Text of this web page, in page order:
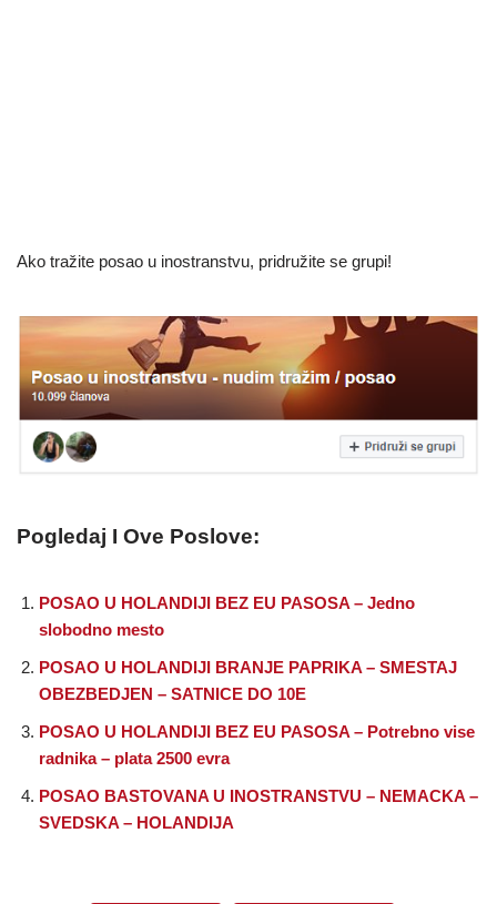
Ako tražite posao u inostranstvu, pridružite se grupi!
Pogledaj I Ove Poslove:
POSAO U HOLANDIJI BEZ EU PASOSA – Jedno
slobodno mesto
POSAO U HOLANDIJI BRANJE PAPRIKA – SMESTAJ
OBEZBEDJEN – SATNICE DO 10E
POSAO U HOLANDIJI BEZ EU PASOSA – Potrebno vise
radnika – plata 2500 evra
POSAO BASTOVANA U INOSTRANSTVU – NEMACKA –
SVEDSKA – HOLANDIJA